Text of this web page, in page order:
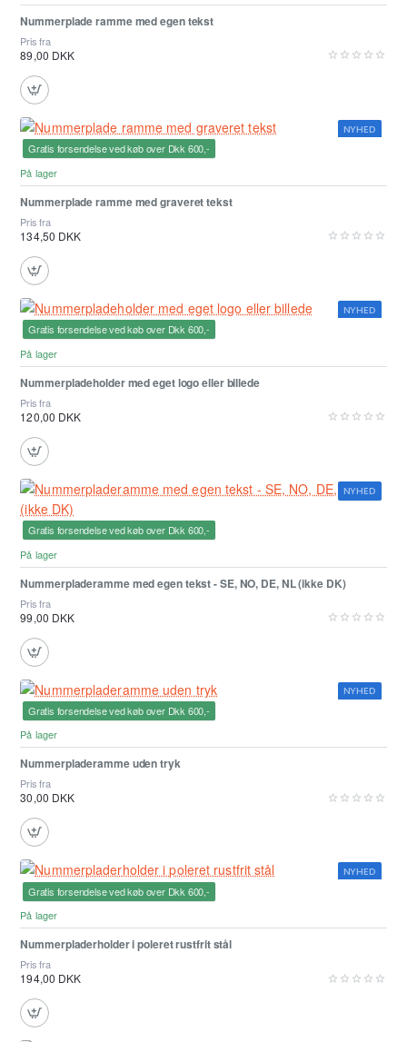
Nummerplade ramme med egen tekst
Pris fra
89,00 DKK
NYHED
Gratis forsendelse ved køb over Dkk 600,-
På lager
Nummerplade ramme med graveret tekst
Pris fra
134,50 DKK
NYHED
Gratis forsendelse ved køb over Dkk 600,-
På lager
Nummerpladeholder med eget logo eller billede
Pris fra
120,00 DKK
NYHED
Gratis forsendelse ved køb over Dkk 600,-
På lager
Nummerpladeramme med egen tekst - SE, NO, DE, NL (ikke DK)
Pris fra
99,00 DKK
NYHED
Gratis forsendelse ved køb over Dkk 600,-
På lager
Nummerpladeramme uden tryk
Pris fra
30,00 DKK
NYHED
Gratis forsendelse ved køb over Dkk 600,-
På lager
Nummerpladerholder i poleret rustfrit stål
Pris fra
194,00 DKK